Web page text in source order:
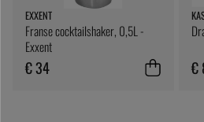
EXXENT
Franse cocktailshaker, 0,5L -
Exxent
€ 34 €